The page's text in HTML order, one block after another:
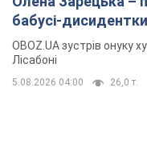
бабусі-
критику Дмитра
Португалію з 5
OBOZ.UA зустрів онуку
Лісабоні
5.08.2026 04:00 26,0 т.